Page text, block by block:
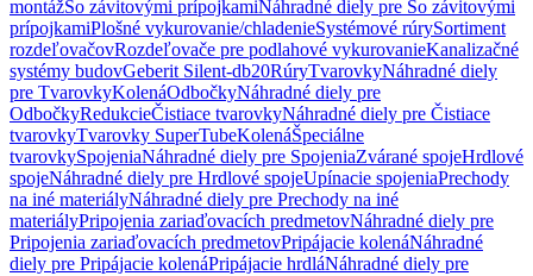
montážSo závitovými prípojkamiNáhradné diely pre So závitovými
prípojkamiPlošné vykurovanie/chladenieSystémové rúrySortiment
rozdeľovačovRozdeľovače pre podlahové vykurovanieKanalizačné
systémy budovGeberit Silent-db20RúryTvarovkyNáhradné diely
pre TvarovkyKolenáOdbočkyNáhradné diely pre
OdbočkyRedukcieČistiace tvarovkyNáhradné diely pre Čistiace
tvarovkyTvarovky SuperTubeKolenáŠpeciálne
tvarovkySpojeniaNáhradné diely pre SpojeniaZvárané spojeHrdlové
spojeNáhradné diely pre Hrdlové spojeUpínacie spojeniaPrechody
na iné materiályNáhradné diely pre Prechody na iné
materiályPripojenia zariaďovacích predmetovNáhradné diely pre
Pripojenia zariaďovacích predmetovPripájacie kolenáNáhradné
diely pre Pripájacie kolenáPripájacie hrdláNáhradné diely pre